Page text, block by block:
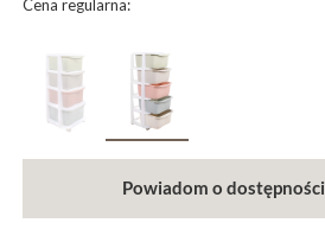
Cena regularna:
Powiadom o dostępności